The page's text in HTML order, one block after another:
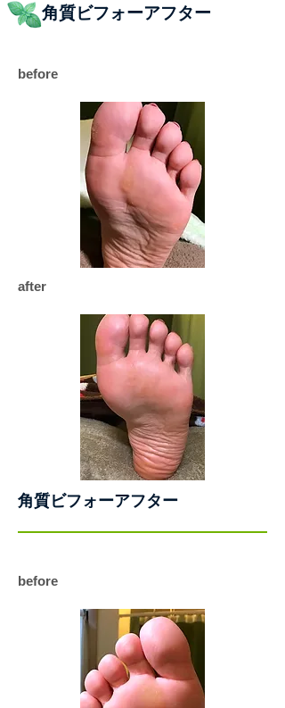
角質ビフォーアフター
before
after
角質ビフォーアフター
before